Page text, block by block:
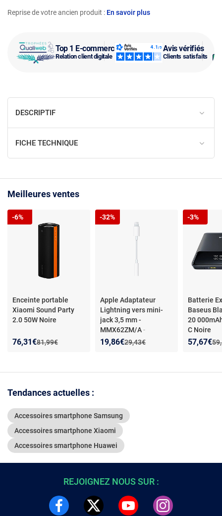
Top 1 E-commerce
Relation client digitale
Avis vérifiés
Clients satisfaits
Reprise de votre ancien produit : En savoir plus
DESCRIPTIF
FICHE TECHNIQUE
Meilleures ventes
Enceinte portable
Xiaomi Sound Party
2.0 50W Noire
Ancien prix :
81,99€
Nouveau prix :
76,31€
Réduction de :
-6%
Apple Adaptateur
Lightning vers mini-
jack 3,5 mm -
MMX62ZM/A-
Adaptateur Lightning
Ancien prix :
29,43€
Nouveau prix :
19,86€
Réduction de :
-32%
Batterie
Baseus
20
C Noire
Nouveau
57,67€
-3%
Tendances actuelles :
Accessoires smartphone Samsung
Accessoires smartphone Xiaomi
Accessoires smartphone Huawei
REJOIGNEZ NOUS SUR :